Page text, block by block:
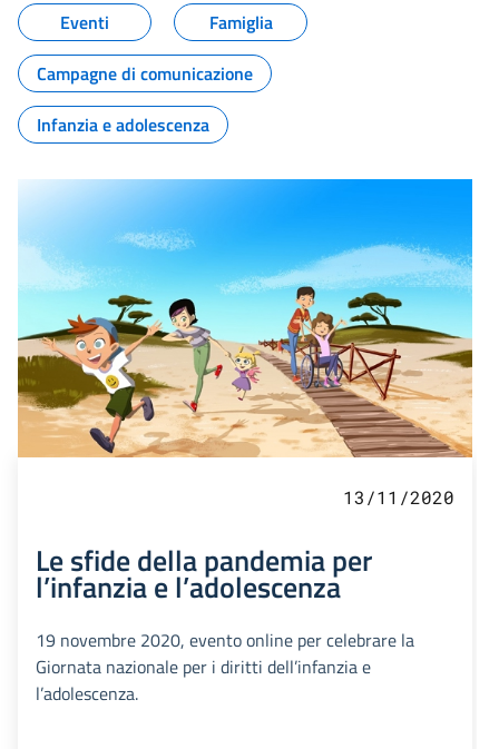
Eventi
Famiglia
Campagne di comunicazione
Infanzia e adolescenza
13/11/2020
Le sfide della pandemia per
l’infanzia e l’adolescenza
19 novembre 2020, evento online per celebrare la
Giornata nazionale per i diritti dell’infanzia e
l’adolescenza.